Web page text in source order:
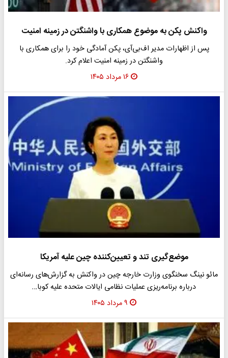
واکنش پکن به موضوع همکاری با واشنگتن در زمینه امنیت
پس از اظهارات مدیر اف‌بی‌آی، پکن آمادگی خود را برای همکاری با
واشنگتن در زمینه امنیت اعلام کرد.
۱۶ مرداد ۱۴۰۵
موضع‌گیری تند و تعیین‌کننده چین علیه آمریکا
مائو نینگ سخنگوی وزارت خارجه چین در واکنش به گزارش‌های رسانه‌ای
درباره برنامه‌ریزی عملیات نظامی ایالات متحده علیه کوبا…
۹ مرداد ۱۴۰۵